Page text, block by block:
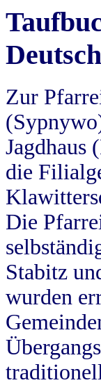
Zur
Jagdhaus
die
Die
Stabitz
wurden